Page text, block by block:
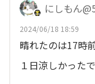
にしもん
2024/06/18 18:59
晴れたのは17時
１日涼しかった